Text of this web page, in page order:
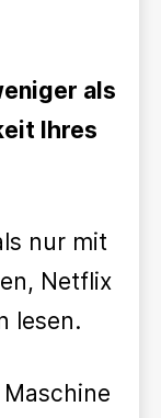
als
Ihres
nur mit
Netflix
lesen.